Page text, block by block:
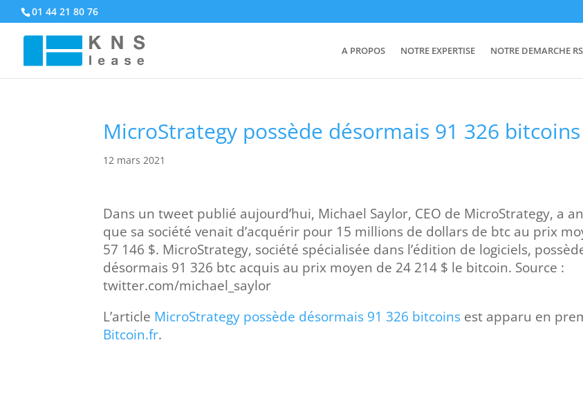
01 44 21 80 76
A PROPOS NOTRE EXPERTISE NOTRE DEMARCHE
MicroStrategy possède désormais 91 326 bitcoins
12 mars 2021
Dans un tweet publié aujourd’hui, Michael Saylor, CEO de MicroStrategy, a
que sa société venait d’acquérir pour 15 millions de dollars de btc au prix
57 146 $. MicroStrategy, société spécialisée dans l’édition de logiciels,
désormais 91 326 btc acquis au prix moyen de 24 214 $ le bitcoin. Source :
twitter.com/michael_saylor
L’article MicroStrategy possède désormais 91 326 bitcoins est apparu en
Bitcoin.fr.